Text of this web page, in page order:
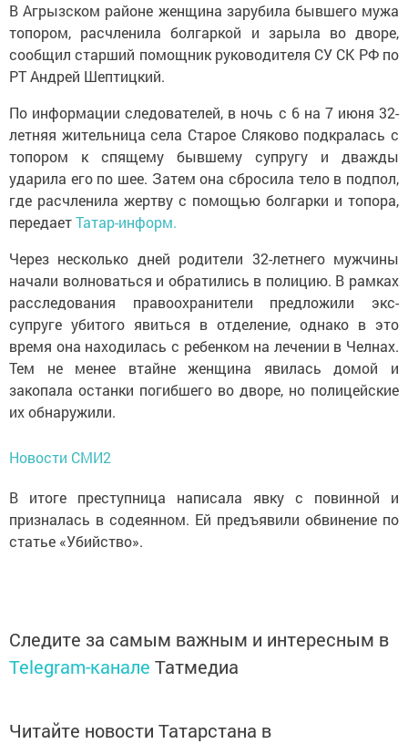
В Агрызском районе женщина зарубила бывшего мужа
топором, расчленила болгаркой и зарыла во дворе,
сообщил старший помощник руководителя СУ СК РФ по
РТ Андрей Шептицкий.
По информации следователей, в ночь с 6 на 7 июня 32-
летняя жительница села Старое Сляково подкралась с
топором к спящему бывшему супругу и дважды
ударила его по шее. Затем она сбросила тело в подпол,
где расчленила жертву с помощью болгарки и топора,
передаетТатар-информ.
Через несколько дней родители 32-летнего мужчины
начали волноваться и обратились в полицию. В рамках
расследования правоохранители предложили экс-
супруге убитого явиться в отделение, однако в это
время она находилась с ребенком на лечении в Челнах.
Тем не менее втайне женщина явилась домой и
закопала останки погибшего во дворе, но полицейские
их обнаружили.
Новости СМИ2
В итоге преступница написала явку с повинной и
призналась в содеянном. Ей предъявили обвинение по
статье «Убийство».
Следите за самым важным и интересным в
Telegram-канале Татмедиа
Читайте новости Татарстана в